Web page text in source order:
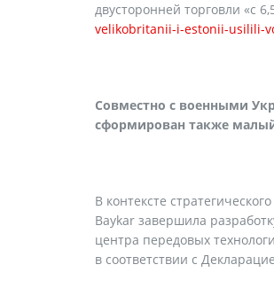
двусторонней торговли «с
velikobritanii-i-estonii-usilili-
Совместно с военными
сформирован также
В контексте
Baykar завершила
центра передовых
в соответствии с